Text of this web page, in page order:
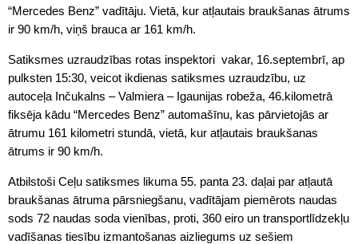
“Mercedes Benz” vadītāju. Vietā, kur atļautais braukšanas ātrums
ir 90 km/h, viņš brauca ar 161 km/h.
Satiksmes uzraudzības rotas inspektori vakar, 16.septembrī, ap
pulksten 15:30, veicot ikdienas satiksmes uzraudzību, uz
autoceļa Inčukalns – Valmiera – Igaunijas robeža, 46.kilometrā
fiksēja kādu “Mercedes Benz” automašīnu, kas pārvietojās ar
ātrumu 161 kilometri stundā, vietā, kur atļautais braukšanas
ātrums ir 90 km/h.
Atbilstoši Ceļu satiksmes likuma 55. panta 23. daļai par atļautā
braukšanas ātruma pārsniegšanu, vadītājam piemērots naudas
sods 72 naudas soda vienības, proti, 360 eiro un transportlīdzekļu
vadīšanas tiesību izmantošanas aizliegums uz sešiem